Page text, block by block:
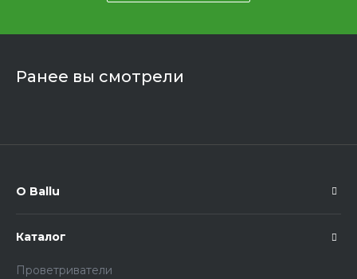
Ранее вы смотрели
О Ballu
Каталог
Проветриватели